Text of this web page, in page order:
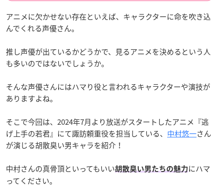
アニメに欠かせない存在といえば、キャラクターに命を吹き込
んでくれる声優さん。
推し声優が出ているかどうかで、見るアニメを決めるという人
も多いのではないでしょうか。
そんな声優さんにはハマり役と言われるキャラクターや演技が
ありますよね。
そこで今回は、2024年7月より放送がスタートしたアニメ『逃
げ上手の若君』にて諏訪頼重役を担当している、 中村悠一さん
が演じる胡散臭い男キャラを紹介！
中村さんの真骨頂といってもいい胡散臭い男たちの魅力 にハマ
ってください。